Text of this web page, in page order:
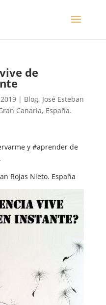
de
| Blog, José Esteban
Canaria, España.
y #aprender de
Rojas Nieto. España